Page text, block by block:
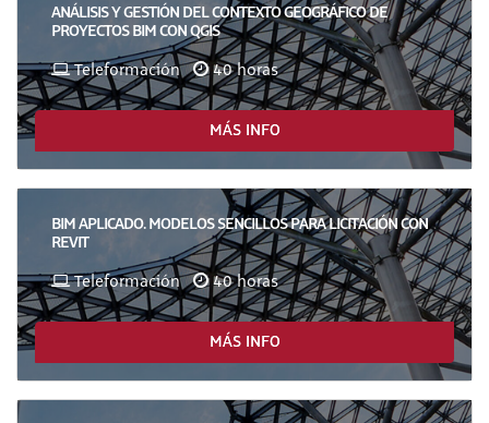
ANÁLISIS Y GESTIÓN DEL CONTEXTO GEOGRÁFICO DE
PROYECTOS BIM CON QGIS
Teleformación 40 horas
MÁS INFO
BIM APLICADO. MODELOS SENCILLOS PARA LICITACIÓN CON
REVIT
Teleformación 40 horas
MÁS INFO